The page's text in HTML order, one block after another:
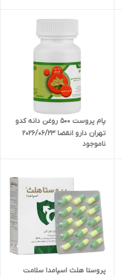
پام پروست 500 روغن دانه کدو
تهران دارو انقضا 2026/06/23
ناموجود
پروستا هلث اسپامدا سلامت